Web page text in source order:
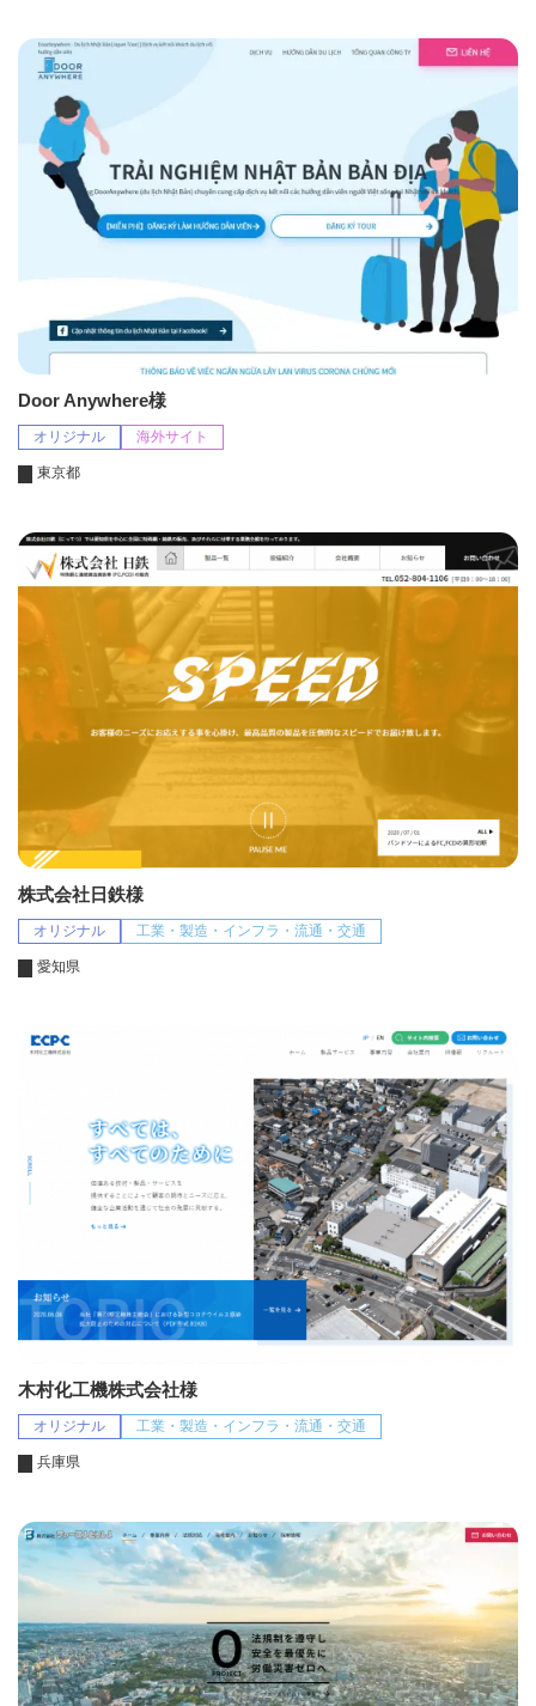
Door Anywhere様
オリジナル 海外サイト
東京都
株式会社日鉄様
オリジナル 工業・製造・インフラ・流通・交通
愛知県
木村化工機株式会社様
オリジナル 工業・製造・インフラ・流通・交通
兵庫県